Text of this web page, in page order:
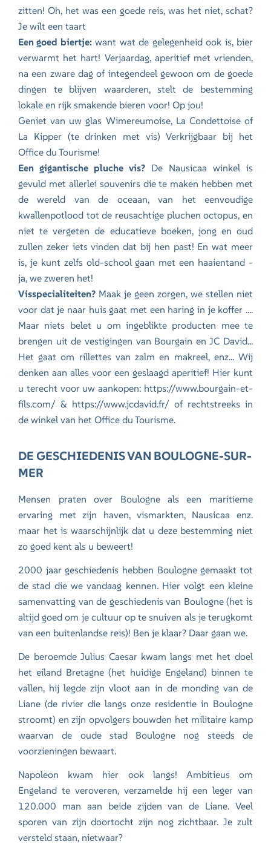
zitten! Oh, het was een goede reis, was het niet, schat?
Je wilt een taart
Een goed biertje:want wat de gelegenheid ook is, bier
verwarmt het hart! Verjaardag, aperitief met vrienden,
na een zware dag of integendeel gewoon om de goede
dingen te blijven waarderen, stelt de bestemming
lokale en rijk smakende bieren voor! Op jou!
Geniet van uw glas Wimereumoise, La Condettoise of
La Kipper (te drinken met vis) Verkrijgbaar bij het
Office du Tourisme!
Een gigantische pluche vis? De Nausicaa winkel is
gevuld met allerlei souvenirs die te maken hebben met
de wereld van de oceaan, van het eenvoudige
kwallenpotlood tot de reusachtige pluchen octopus, en
niet te vergeten de educatieve boeken, jong en oud
zullen zeker iets vinden dat bij hen past! En wat meer
is, je kunt zelfs old-school gaan met een haaientand -
ja, we zweren het!
Visspecialiteiten? Maak je geen zorgen, we stellen niet
voor dat je naar huis gaat met een haring in je koffer ....
Maar niets belet u om ingeblikte producten mee te
brengen uit de vestigingen van Bourgain en JC David...
Het gaat om rillettes van zalm en makreel, enz... Wij
denken aan alles voor een geslaagd aperitief! Hier kunt
u terecht voor uw aankopen: https://www.bourgain-et-
fils.com/ & https://www.jcdavid.fr/ of rechtstreeks in
de winkel van het Office du Tourisme.
DE GESCHIEDENIS VAN BOULOGNE-SUR-
MER
Mensen praten over Boulogne als een maritieme
ervaring met zijn haven, vismarkten, Nausicaa enz.
maar het is waarschijnlijk dat u deze bestemming niet
zo goed kent als u beweert!
2000 jaar geschiedenis hebben Boulogne gemaakt tot
de stad die we vandaag kennen. Hier volgt een kleine
samenvatting van de geschiedenis van Boulogne (het is
altijd goed om je cultuur op te snuiven als je terugkomt
van een buitenlandse reis)! Ben je klaar? Daar gaan we.
De beroemde Julius Caesar kwam langs met het doel
het eiland Bretagne (het huidige Engeland) binnen te
vallen, hij legde zijn vloot aan in de monding van de
Liane (de rivier die langs onze residentie in Boulogne
stroomt) en zijn opvolgers bouwden het militaire kamp
waarvan de oude stad Boulogne nog steeds de
voorzieningen bewaart.
Napoleon kwam hier ook langs! Ambitieus om
Engeland te veroveren, verzamelde hij een leger van
120.000 man aan beide zijden van de Liane. Veel
sporen van zijn doortocht zijn nog zichtbaar. Je zult
versteld staan, nietwaar?